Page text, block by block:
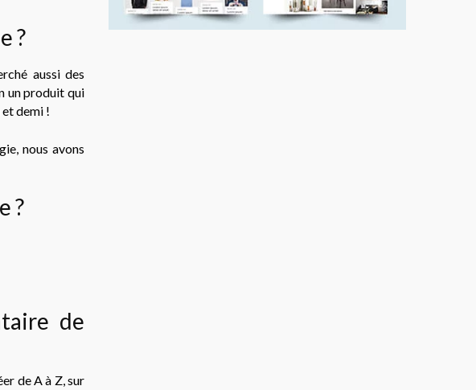
?
aussi des
un produit qui
demi !
nous avons
?
de
de A à Z, sur